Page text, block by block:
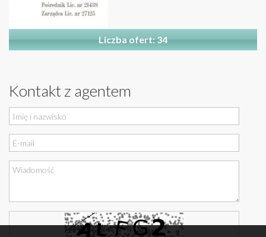
Liczba ofert: 34
Kontakt z agentem